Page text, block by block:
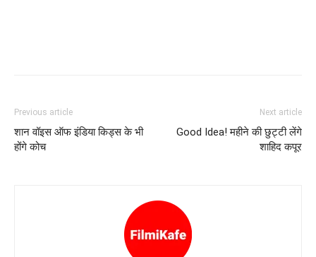
Previous article
शान वॉइस ऑफ इंडिया किड्स के भी
होंगे कोच
Next article
Good Idea! महीने की छुट्टी लेंगे
शाहिद कपूर